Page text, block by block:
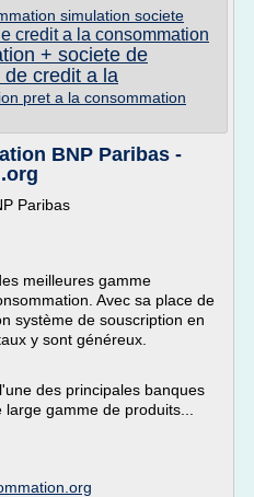
simulation societe
credit a la consommation
+ societe de
de credit a la
pret a la consommation
BNP Paribas -
Paribas
meilleures gamme
Avec sa place de
système de souscription en
y sont généreux.
des principales banques
gamme de produits...